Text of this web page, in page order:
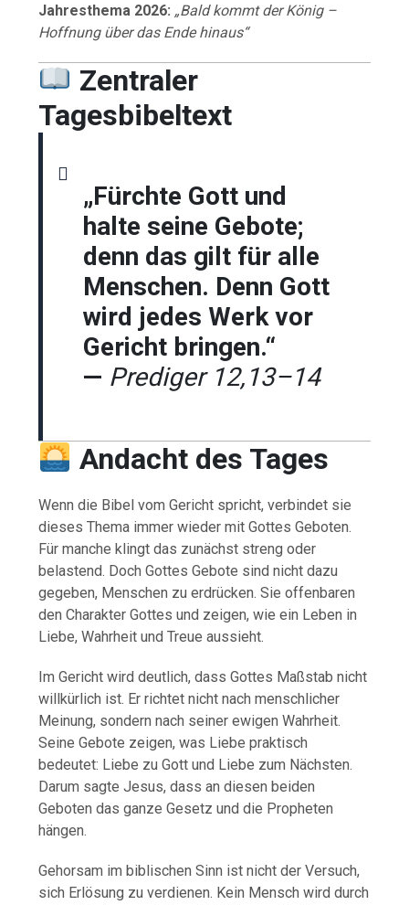
Jahresthema 2026: „Bald kommt der König –
Hoffnung über das Ende hinaus“
Zentraler
Tagesbibeltext
„Fürchte Gott und
halte seine Gebote;
denn das gilt für alle
Menschen. Denn Gott
wird jedes Werk vor
Gericht bringen.“
— Prediger 12,13–14
Andacht des Tages
Wenn die Bibel vom Gericht spricht, verbindet sie
dieses Thema immer wieder mit Gottes Geboten.
Für manche klingt das zunächst streng oder
belastend. Doch Gottes Gebote sind nicht dazu
gegeben, Menschen zu erdrücken. Sie offenbaren
den Charakter Gottes und zeigen, wie ein Leben in
Liebe, Wahrheit und Treue aussieht.
Im Gericht wird deutlich, dass Gottes Maßstab nicht
willkürlich ist. Er richtet nicht nach menschlicher
Meinung, sondern nach seiner ewigen Wahrheit.
Seine Gebote zeigen, was Liebe praktisch
bedeutet: Liebe zu Gott und Liebe zum Nächsten.
Darum sagte Jesus, dass an diesen beiden
Geboten das ganze Gesetz und die Propheten
hängen.
Gehorsam im biblischen Sinn ist nicht der Versuch,
sich Erlösung zu verdienen. Kein Mensch wird durch